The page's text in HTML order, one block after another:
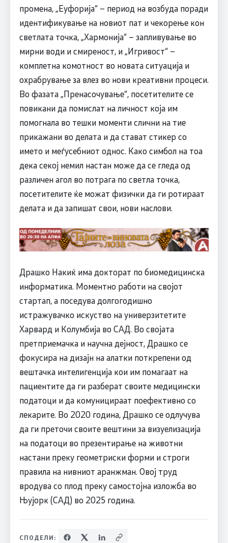
промена, „Еуфорија“ – период на возбуда поради
идентификување на новиот пат и чекорење кон
светлата точка, „Хармонија“ – запливување во
мирни води и смиреност, и „Игривост“ –
комплетна комотност во новата ситуација и
охрабрување за влез во нови креативни процеси.
Во фазата „Пренасочување“, посетителите се
повикани да помислат на личност која им
помогнала во тешки моменти слични на тие
прикажани во делата и да стават стикер со
името и меѓусебниот однос. Како симбол на тоа
дека секој немил настан може да се гледа од
различен агол во потрага по светла точка,
посетителите ќе можат физички да ги ротираат
делата и да запишат свои, нови наслови.
Драшко Накиќ има докторат по биомедицинска
информатика. Моментно работи на својот
стартап, а поседува долгогодишно
истражувачко искуство на универзитетите
Харвард и Колумбија во САД. Во својата
претприемачка и научна дејност, Драшко се
фокусира на дизајн на алатки поткрепени од
вештачка интелигенција кои им помагаат на
пациентите да ги разберат своите медицински
податоци и да комуницираат поефективно со
лекарите. Во 2020 година, Драшко се одлучува
да ги преточи своите вештини за визуелизација
на податоци во презентирање на животни
настани преку геометриски форми и строги
правила на нивниот аранжман. Овој труд
вродува со плод преку самостојна изложба во
Њујорк (САД) во 2025 година.
СПОДЕЛИ: